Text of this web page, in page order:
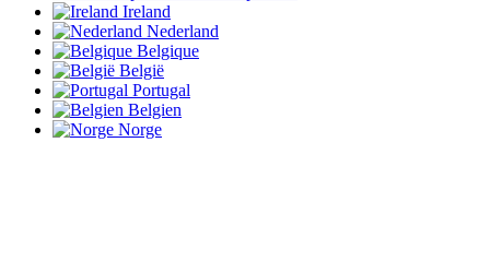
Ireland
Nederland
Belgique
België
Portugal
Belgien
Norge